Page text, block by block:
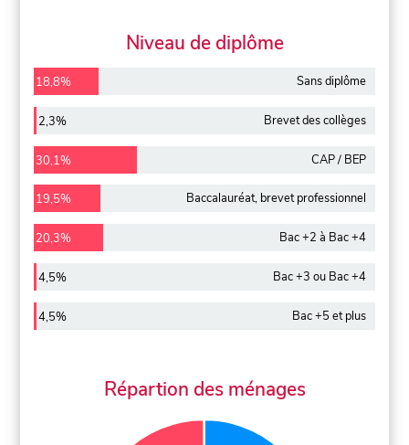
Niveau de diplôme
18,8% Sans diplôme
2,3% Brevet des collèges
30,1% CAP / BEP
19,5% Baccalauréat, brevet professionnel
20,3% Bac +2 à Bac +4
4,5% Bac +3 ou Bac +4
4,5% Bac +5 et plus
Répartion des ménages